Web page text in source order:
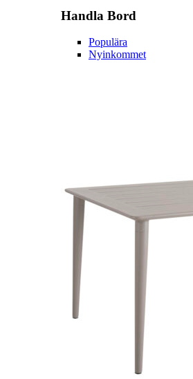
Handla Bord
Populära
Nyinkommet